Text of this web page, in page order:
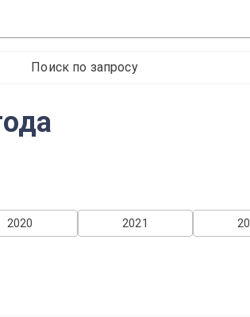
Поиск по запросу
2021
2020